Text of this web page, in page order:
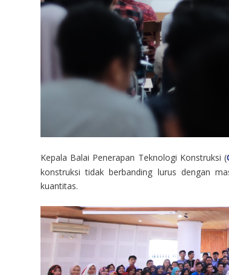
Kepala Balai Penerapan Teknologi Konstruksi (
konstruksi tidak berbanding lurus dengan
kuantitas.